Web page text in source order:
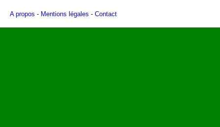
A propos - Mentions légales - Contact